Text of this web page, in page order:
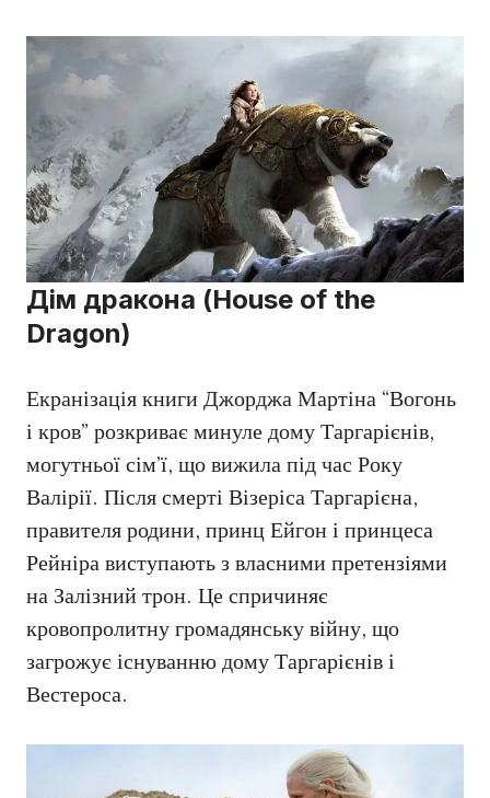
Дім дракона (House of the
Dragon)
Екранізація книги Джорджа Мартіна “Вогонь
і кров” розкриває минуле дому Таргарієнів,
могутньої сім’ї, що вижила під час Року
Валірії. Після смерті Візеріса Таргарієна,
правителя родини, принц Ейгон і принцеса
Рейніра виступають з власними претензіями
на Залізний трон. Це спричиняє
кровопролитну громадянську війну, що
загрожує існуванню дому Таргарієнів і
Вестероса.